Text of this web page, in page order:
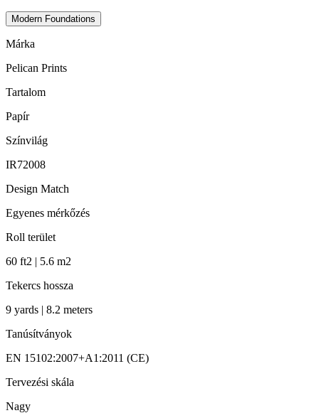
Modern Foundations
Márka
Pelican Prints
Tartalom
Papír
Színvilág
IR72008
Design Match
Egyenes mérkőzés
Roll terület
60 ft2 | 5.6 m2
Tekercs hossza
9 yards | 8.2 meters
Tanúsítványok
EN 15102:2007+A1:2011 (CE)
Tervezési skála
Nagy